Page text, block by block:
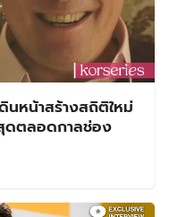
นหน้าสร้างสถิติใหม่
ดตลอดกาลช่อง